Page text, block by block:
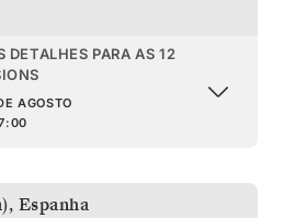
DETALHES PARA AS 12
AGOSTO
, Espanha